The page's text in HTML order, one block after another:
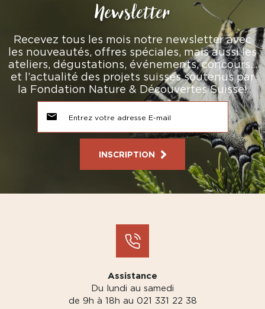
Newsletter
Recevez tous les mois notre newsletter avec
les nouveautés, offres spéciales, mais aussi les
ateliers, dégustations, événements, concours…
et l’actualité des projets suisses soutenus par
la Fondation Nature & Découvertes Suisse!
INSCRIPTION
Assistance
Du lundi au samedi
de 9h à 18h au 021 331 22 38